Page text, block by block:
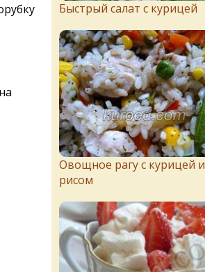
Быстрый салат с курицей
Овощное рагу с курицей и
рисом